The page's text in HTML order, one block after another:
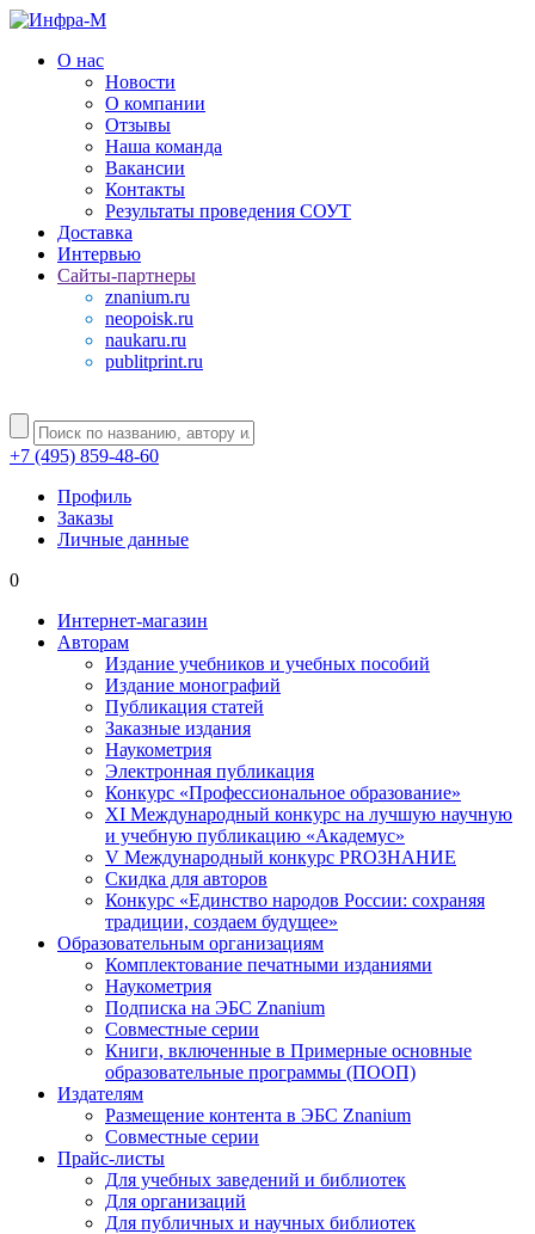
О нас
Новости
О компании
Отзывы
Наша команда
Вакансии
Контакты
Результаты проведения СОУТ
Доставка
Интервью
Сайты-партнеры
znanium.ru
neopoisk.ru
naukaru.ru
publitprint.ru
+7 (495) 859-48-60
Профиль
Заказы
Личные данные
0
Интернет-магазин
Авторам
Издание учебников и учебных пособий
Издание монографий
Публикация статей
Заказные издания
Наукометрия
Электронная публикация
Конкурс «Профессиональное образование»
XI Международный конкурс на лучшую научную
и учебную публикацию «Академус»
V Международный конкурс PROЗНАНИЕ
Скидка для авторов
Конкурс «Единство народов России: сохраняя
традиции, создаем будущее»
Образовательным организациям
Комплектование печатными изданиями
Наукометрия
Подписка на ЭБС Znanium
Совместные серии
Книги, включенные в Примерные основные
образовательные программы (ПООП)
Издателям
Размещение контента в ЭБС Znanium
Совместные серии
Прайс-листы
Для учебных заведений и библиотек
Для организаций
Для публичных и научных библиотек